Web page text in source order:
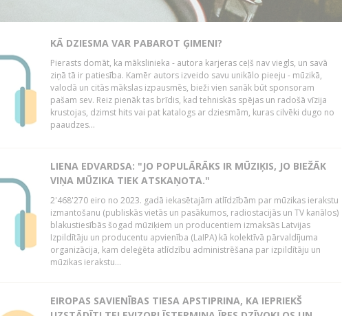
KĀ DZIESMA VAR PABAROT ĢIMENI?
Pierasts domāt, ka mākslinieka - autora karjeras ceļš nav viegls, un savā
ziņā tā ir patiesība. Kamēr autors izveido savu unikālo pieeju - mūzikā,
valodā un citās mākslas izpausmēs, bieži vien sanāk būt sponsoram
pašam sev. Reiz pienāk tas brīdis, kad tehniskās spējas un radošā vīzija
krustojas, dzimst hits vai pat katalogs ar dziesmām, kuras cilvēki dugo no
paaudzes...
LIENA EDVARDSA: "JO POPULĀRĀKS IR MŪZIĶIS, JO BIEŽĀK
VIŅA MŪZIKA TIEK ATSKAŅOTA."
2'468'270 eiro no 2023. gadā iekasētajām atlīdzībām par mūzikas ierakstu
izmantošanu (publiskās vietās un pasākumos, radiostacijās un TV kanālos)
blakustiesībās šogad mūziķiem un producentiem izmaksās Latvijas
Izpildītāju un producentu apvienība (LaIPA) kā kolektīvā pārvaldījuma
organizācija, kam deleģēta atlīdzību administrēšana par izpildītāju un
mūzikas ierakstu...
EIROPAS SAVIENĪBAS TIESA APSTIPRINA, KA IEPRIEKŠ